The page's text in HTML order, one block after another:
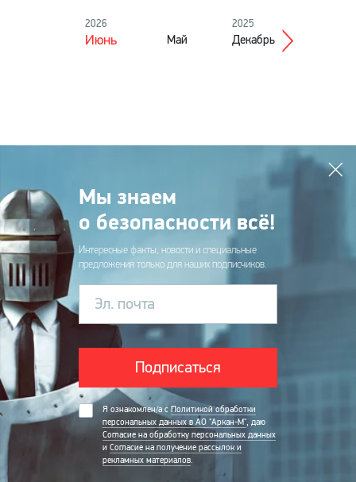
2026
Июнь Май
2025
Декабрь
Мы знаем
о безопасности всё!
Интересные факты, новости и специальные
предложения только для наших подписчиков.
Эл. почта
Подписаться
Я ознакомлен/а с Политикой обработки
персональных данных в АО "Аркан-М", даю
Согласие на обработку персональных данных
и Согласие на получение рассылок и
рекламных материалов.